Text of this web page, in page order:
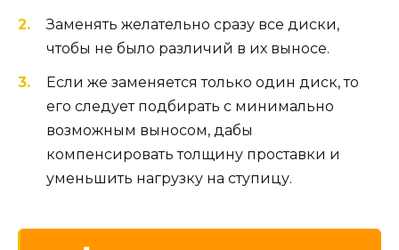
Заменять желательно сразу все диски,
чтобы не было различий в их выносе.
Если же заменяется только один диск, то
его следует подбирать с минимально
возможным выносом, дабы
компенсировать толщину проставки и
уменьшить нагрузку на ступицу.